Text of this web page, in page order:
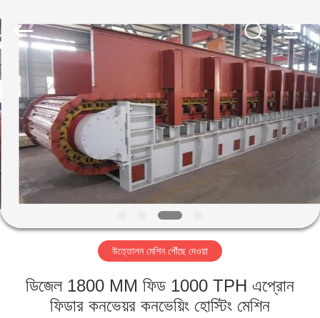
বাড়ি
পণ্য
VR
প্রদর্শন
আমাদের
কারখানা
Industries
CO.,LTD.
All
Rights
উত্তোলন মেশিন পৌঁছে দেওয়া
ডিজেল 1800 MM ফিড 1000 TPH এপ্রোন
ফিডার কনভেয়র কনভেয়িং হোস্টিং মেশিন